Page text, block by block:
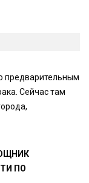
предварительным
Сейчас там
ПО